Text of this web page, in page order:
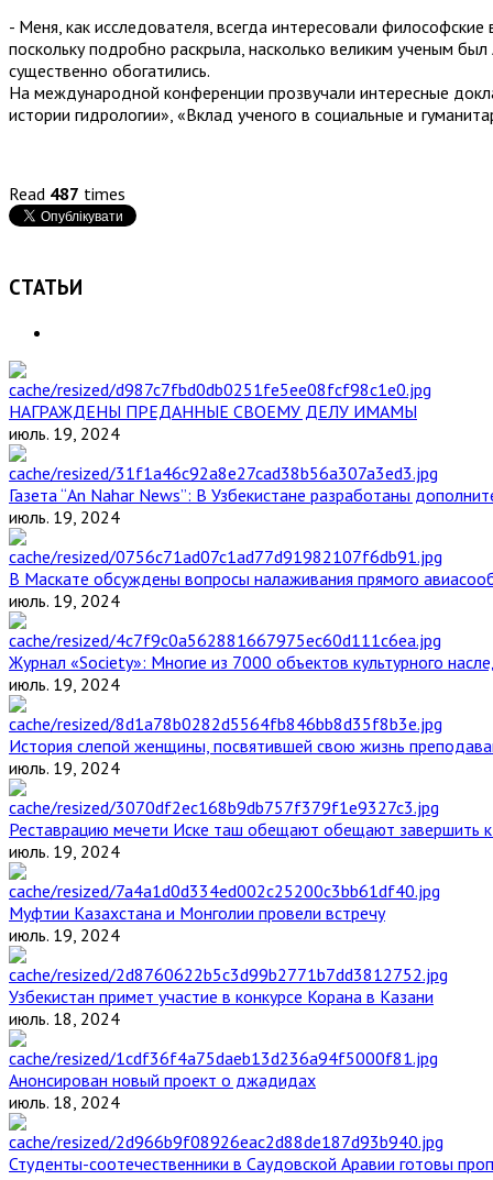
- Меня, как исследователя, всегда интересовали
поскольку подробно раскрыла, насколько великим ученым
существенно обогатились.
На международной конференции прозвучали интересные
истории гидрологии», «Вклад ученого в социальные и
Read 487 times
СТАТЬИ
НАГРАЖДЕНЫ ПРЕДАННЫЕ СВОЕМУ ДЕЛУ ИМАМЫ
июль. 19, 2024
Газета “An Nahar News”: В Узбекистане разработаны
июль. 19, 2024
В Маскате обсуждены вопросы налаживания прямого
июль. 19, 2024
Журнал «Society»: Многие из 7000 объектов культурного
июль. 19, 2024
История слепой женщины, посвятившей свою жизнь
июль. 19, 2024
Реставрацию мечети Иске таш обещают обещают завершить к
июль. 19, 2024
Муфтии Казахстана и Монголии провели встречу
июль. 19, 2024
Узбекистан примет участие в конкурсе Корана в Казани
июль. 18, 2024
Анонсирован новый проект о джадидах
июль. 18, 2024
Студенты-соотечественники в Саудовской Аравии готовы